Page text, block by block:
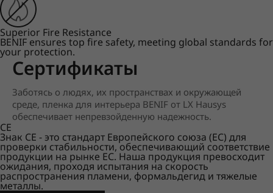
Superior Fire Resistance
BENIF ensures top fire safety, meeting global standards for
your protection.
Сертификаты
Заботясь о людях, их пространствах и окружающей
среде, пленка для интерьера BENIF от LX Hausys
обеспечивает непревзойденную надежность.
CE
Знак CE - это стандарт Европейского союза (ЕС) для
проверки стабильности, обеспечивающий соответствие
продукции на рынке ЕС. Наша продукция превосходит
ожидания, проходя испытания на скорость
распространения пламени, формальдегид и тяжелые
металлы.